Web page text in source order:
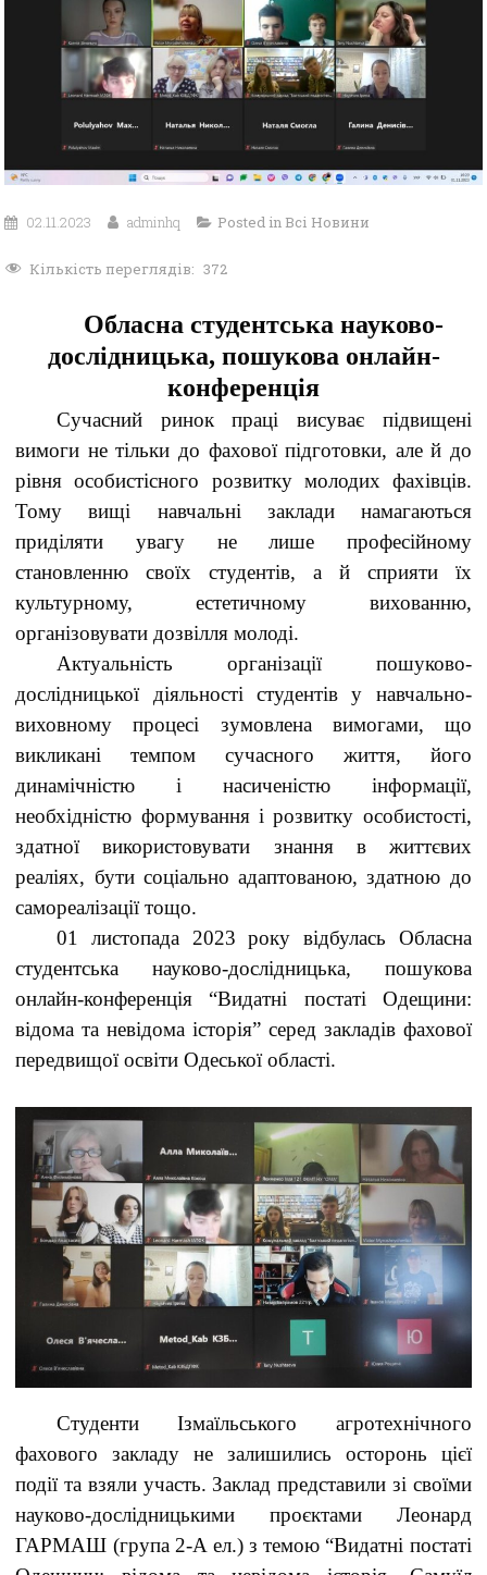
02.11.2023 adminhq Posted in Всі Новини
Кількість переглядів: 372
Обласна студентська науково-
дослідницька, пошукова онлайн-
конференція
Сучасний ринок праці висуває підвищені
вимоги не тільки до фахової підготовки, але й до
рівня особистісного розвитку молодих фахівців.
Тому вищі навчальні заклади намагаються
приділяти увагу не лише професійному
становленню своїх студентів, а й сприяти їх
культурному, естетичному вихованню,
організовувати дозвілля молоді.
Актуальність організації пошуково-
дослідницької діяльності студентів у навчально-
виховному процесі зумовлена вимогами, що
викликані темпом сучасного життя, його
динамічністю і насиченістю інформації,
необхідністю формування і розвитку особистості,
здатної використовувати знання в життєвих
реаліях, бути соціально адаптованою, здатною до
самореалізації тощо.
01 листопада 2023 року відбулась Обласна
студентська науково-дослідницька, пошукова
онлайн-конференція “Видатні постаті Одещини:
відома та невідома історія” серед закладів фахової
передвищої освіти Одеської області.
Студенти Ізмаїльського агротехнічного
фахового закладу не залишились осторонь цієї
події та взяли участь. Заклад представили зі своїми
науково-дослідницькими проєктами Леонард
ГАРМАШ (група 2-А ел.) з темою “Видатні постаті